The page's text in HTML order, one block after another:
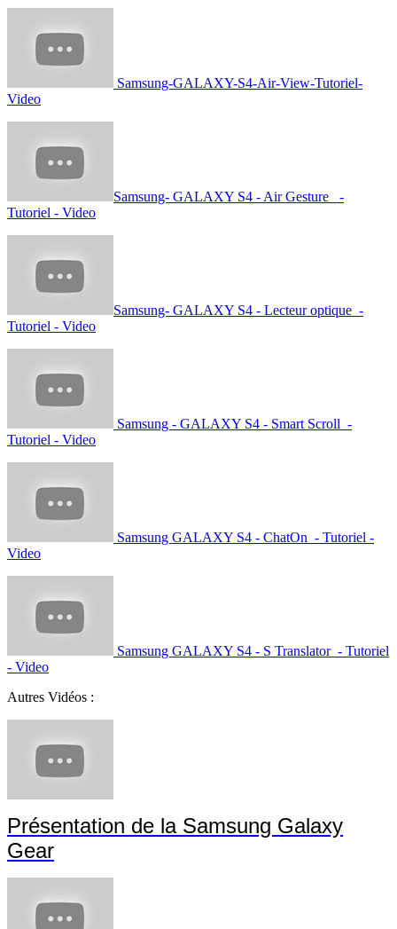
Samsung-GALAXY-S4-Air-View-Tutoriel-
Video
Samsung- GALAXY S4 - Air Gesture -
Tutoriel - Video
Samsung- GALAXY S4 - Lecteur optique -
Tutoriel - Video
Samsung - GALAXY S4 - Smart Scroll -
Tutoriel - Video
Samsung GALAXY S4 - ChatOn - Tutoriel -
Video
Samsung GALAXY S4 - S Translator - Tutoriel
- Video
Autres Vidéos :
Présentation de la Samsung Galaxy
Gear